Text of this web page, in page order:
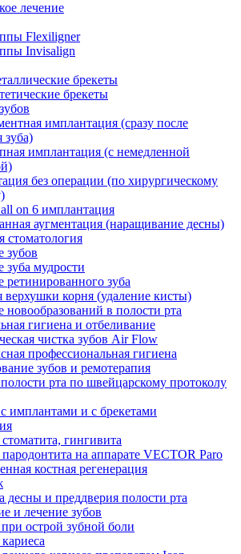
лечение
Flexiligner
Invisalign
брекеты
брекеты
имплантация (сразу после
зуба)
имплантация (с немедленной
без операции (по хирургическому
on 6 имплантация
аугментация (наращивание десны)
стоматология
зубов
зуба мудрости
ретинированного зуба
верхушки корня (удаление кисты)
новообразований в полости рта
гигиена и отбеливание
чистка зубов Air Flow
профессиональная гигиена
зубов и ремотерапия
рта по швейцарскому протоколу
имплантами и с брекетами
гингивита
на аппарате VECTOR Paro
костная регенерация
десны и преддверия полости рта
и лечение зубов
острой зубной боли